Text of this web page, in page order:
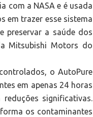
com a NASA e é usada
em trazer esse sistema
preservar a saúde dos
Mitsubishi Motors do
o AutoPure
em apenas 24 horas
significativas.
os contaminantes